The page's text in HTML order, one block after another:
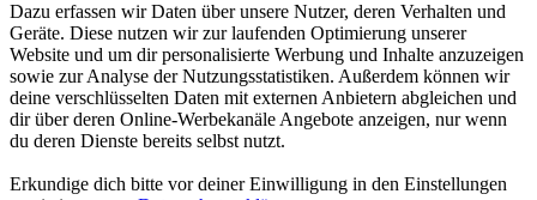
Dazu erfassen wir Daten über unsere Nutzer, deren Verhalten und
Geräte. Diese nutzen wir zur laufenden Optimierung unserer
Website und um dir personalisierte Werbung und Inhalte anzuzeigen
sowie zur Analyse der Nutzungsstatistiken. Außerdem können wir
deine verschlüsselten Daten mit externen Anbietern abgleichen und
dir über deren Online-Werbekanäle Angebote anzeigen, nur wenn
du deren Dienste bereits selbst nutzt.
Erkundige dich bitte vor deiner Einwilligung in den Einstellungen